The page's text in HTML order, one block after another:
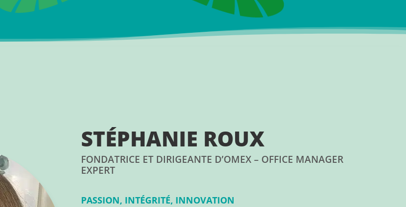
STÉPHANIE ROUX
FONDATRICE ET DIRIGEANTE D’OMEX – OFFICE MANAGER
EXPERT
PASSION, INTÉGRITÉ, INNOVATION